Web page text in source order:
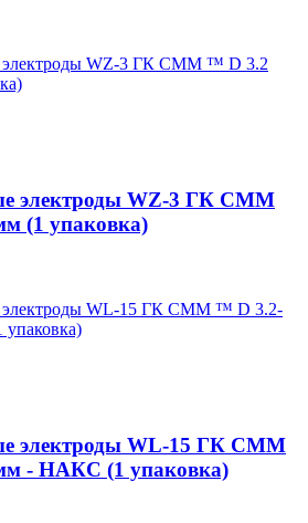
электроды WZ-3 ГК СММ
(1 упаковка)
электроды WL-15 ГК СММ
- НАКС (1 упаковка)